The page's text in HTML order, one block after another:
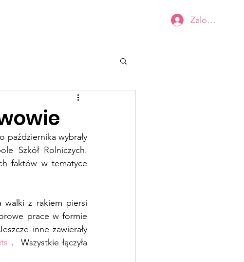
Zaloguj się
października wybrały
Szkół Rolniczych.
faktów w tematyce
walki z rakiem piersi
prace w formie
inne zawierały
.  Wszystkie łączyła